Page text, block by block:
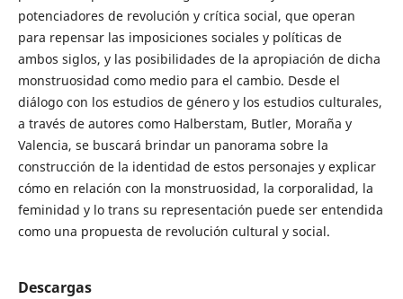
potenciadores de revolución y crítica social, que operan
para repensar las imposiciones sociales y políticas de
ambos siglos, y las posibilidades de la apropiación de dicha
monstruosidad como medio para el cambio. Desde el
diálogo con los estudios de género y los estudios culturales,
a través de autores como Halberstam, Butler, Moraña y
Valencia, se buscará brindar un panorama sobre la
construcción de la identidad de estos personajes y explicar
cómo en relación con la monstruosidad, la corporalidad, la
feminidad y lo trans su representación puede ser entendida
como una propuesta de revolución cultural y social.
Descargas